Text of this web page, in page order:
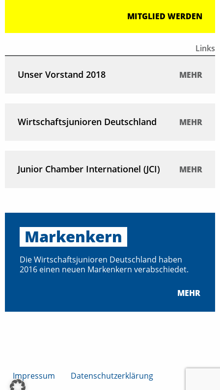
MITGLIED WERDEN
Links
Unser Vorstand 2018 MEHR
Wirtschaftsjunioren Deutschland MEHR
Junior Chamber Internationel (JCI) MEHR
Markenkern
Die Wirtschaftsjunioren Deutschland haben
2016 einen neuen Markenkern verabschiedet.
MEHR
Impressum Datenschutzerklärung